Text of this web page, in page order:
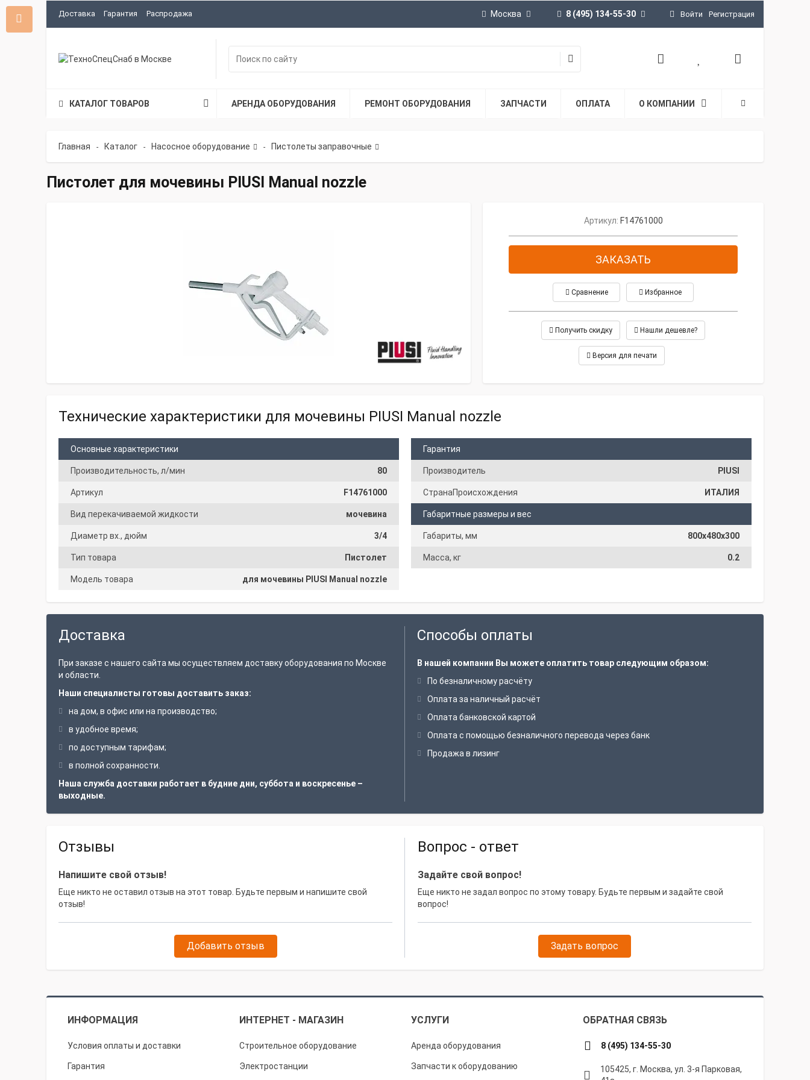
Доставка Гарантия Распродажа Москва 8 (495) 134-55-30 Войти Регистрация
КАТАЛОГ ТОВАРОВ АРЕНДА ОБОРУДОВАНИЯ РЕМОНТ ОБОРУДОВАНИЯ ЗАПЧАСТИ ОПЛАТА О КОМПАНИИ
Главная - Каталог - Насосное оборудование - Пистолеты заправочные
Пистолет для мочевины PIUSI Manual nozzle
Артикул: F14761000
ЗАКАЗАТЬ
Сравнение Избранное
Получить скидку Нашли дешевле?
Версия для печати
Технические характеристики для мочевины PIUSI Manual nozzle
Основные характеристики
Производительность, л/мин 80
Артикул F14761000
Вид перекачиваемой жидкости мочевина
Диаметр вх., дюйм 3/4
Тип товара Пистолет
Модель товара для мочевины PIUSI Manual nozzle
Гарантия
Производитель PIUSI
СтранаПроисхождения ИТАЛИЯ
Габаритные размеры и вес
Габариты, мм 800x480x300
Масса, кг 0.2
Доставка
При заказе с нашего сайта мы осуществляем доставку оборудования по Москве
и области.
Наши специалисты готовы доставить заказ:
на дом, в офис или на производство;
в удобное время;
по доступным тарифам;
в полной сохранности.
Наша служба доставки работает в будние дни, суббота и воскресенье –
выходные.
Способы оплаты
В нашей компании Вы можете оплатить товар следующим образом:
По безналичному расчёту
Оплата за наличный расчёт
Оплата банковской картой
Оплата с помощью безналичного перевода через банк
Продажа в лизинг
Отзывы
Напишите свой отзыв!
Еще никто не оставил отзыв на этот товар. Будьте первым и напишите свой
отзыв!
Добавить отзыв
Вопрос - ответ
Задайте свой вопрос!
Еще никто не задал вопрос по этому товару. Будьте первым и задайте свой
вопрос!
Задать вопрос
ИНФОРМАЦИЯ ИНТЕРНЕТ - МАГАЗИН УСЛУГИ ОБРАТНАЯ СВЯЗЬ
Условия оплаты и доставки
Гарантия
Строительное оборудование
Электростанции
Аренда оборудования
Запчасти к оборудованию
8 (495) 134-55-30
105425, г. Москва, ул. 3-я Парковая,